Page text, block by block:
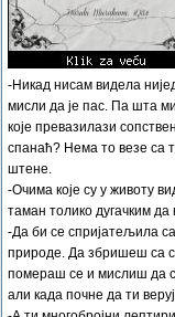
-Никад нисам видела
мисли да је пас. Па шта
које превазилази
спанаћ? Нема то везе са
штене.
-Очима које су у животу
таман толико дугачким
-Да би се спријатељила
природе. Да збришеш са
помераш се и мислиш да
али када почне да ти